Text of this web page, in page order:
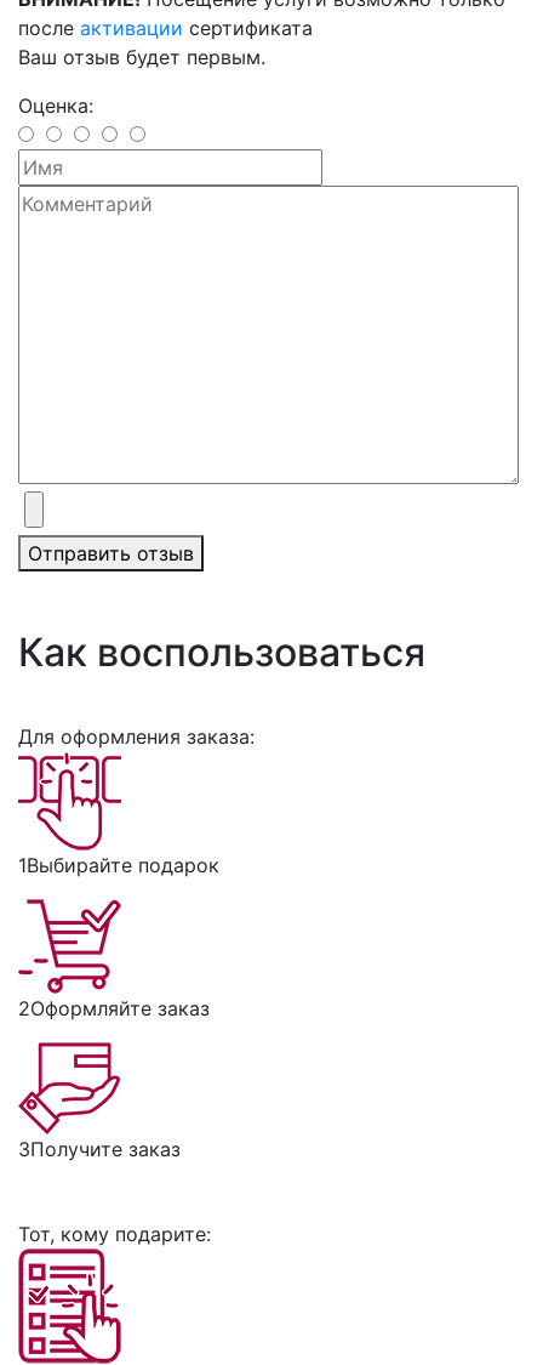
после активации сертификата
Ваш отзыв будет первым.
Оценка:
Отправить отзыв
Как воспользоваться
Для оформления заказа:
1Выбирайте подарок
2Оформляйте заказ
3Получите заказ
Тот, кому подарите: